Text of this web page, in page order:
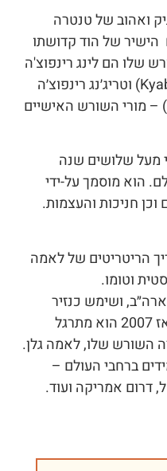
ואהוב של טנטרה
הישיר של הוד קדושתו
ומורי השורש שלו הם לינג רינפוצ'ה
השישי (Kyabje Ling Dorjechang) וטריג׳נג רינפוצ׳ה
(Kyabje Trijang Dorjechang) – מורי השורש האישיים
מעל שלושים שנה
הוא מוסמך על-ידי
וכן חניכות והעצמות.
הריטריטים של לאמה
וטומו.
ושימש כנזיר
במסורת הזן במשך 16 שנה. מאז 2007 הוא מתרגל
השורש שלו, לאמה גלן.
ברחבי העולם –
דרום אמריקה ועוד.